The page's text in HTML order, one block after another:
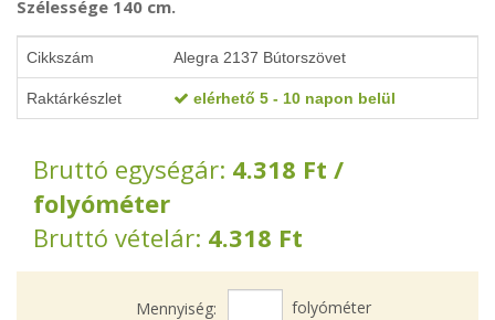
Szélessége 140 cm.
Cikkszám Alegra 2137 Bútorszövet
Raktárkészlet elérhető 5 - 10 napon belül
Bruttó egységár: 4.318 Ft /
folyóméter
Bruttó vételár: 4.318 Ft
Mennyiség: folyóméter